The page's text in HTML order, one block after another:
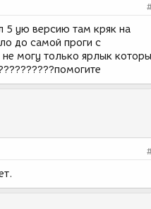
5 ую версию там кряк на
до самой проги с
не могу только ярлык